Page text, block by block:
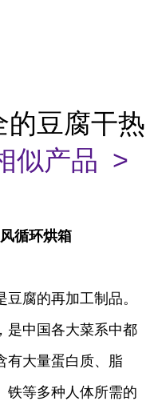
的豆腐干热
似产品 >
循环烘箱
腐的再加工制品。
是中国各大菜系中都
有大量蛋白质、脂
铁等多种人体所需的